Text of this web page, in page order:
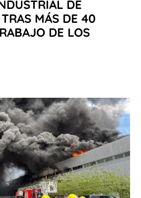
DE
MÁS DE 40
DE LOS